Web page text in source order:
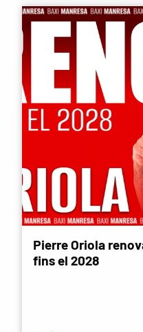
Pierre Oriola
fins el 2028